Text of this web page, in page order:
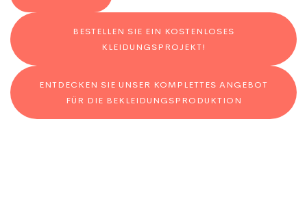
BESTELLEN SIE EIN KOSTENLOSES
KLEIDUNGSPROJEKT!
ENTDECKEN SIE UNSER KOMPLETTES ANGEBOT
FÜR DIE BEKLEIDUNGSPRODUKTION